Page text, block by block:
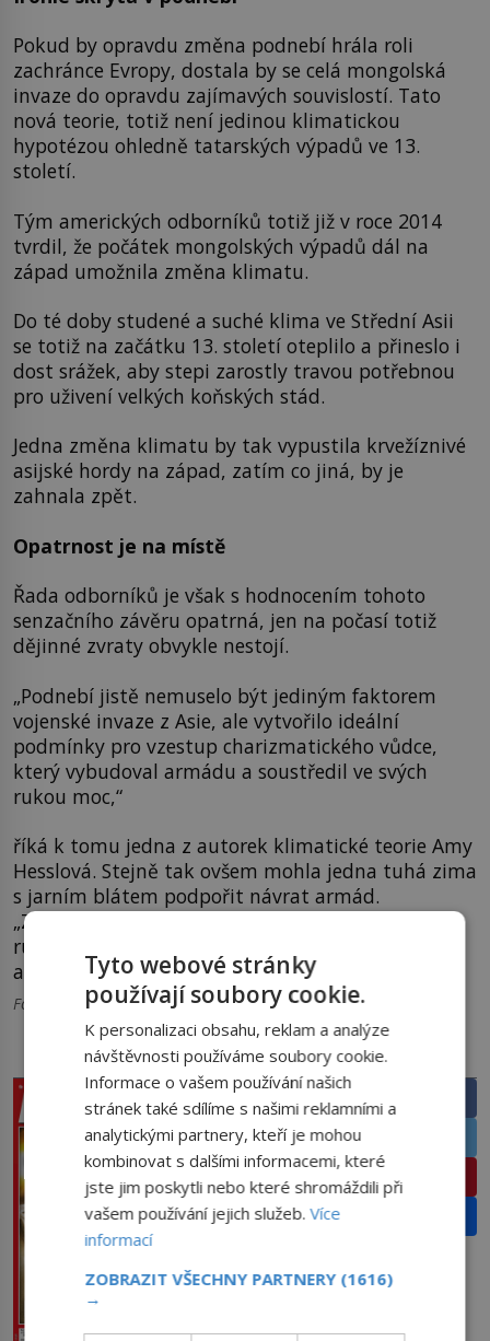
Pokud by opravdu změna podnebí hrála roli
zachránce Evropy, dostala by se celá mongolská
invaze do opravdu zajímavých souvislostí. Tato
nová teorie, totiž není jedinou klimatickou
hypotézou ohledně tatarských výpadů ve 13.
století.
Tým amerických odborníků totiž již v roce 2014
tvrdil, že počátek mongolských výpadů dál na
západ umožnila změna klimatu.
Do té doby studené a suché klima ve Střední Asii
se totiž na začátku 13. století oteplilo a přineslo i
dost srážek, aby stepi zarostly travou potřebnou
pro uživení velkých koňských stád.
Jedna změna klimatu by tak vypustila krvežíznivé
asijské hordy na západ, zatím co jiná, by je
zahnala zpět.
Opatrnost je na místě
Řada odborníků je však s hodnocením tohoto
senzačního závěru opatrná, jen na počasí totiž
dějinné zvraty obvykle nestojí.
„Podnebí jistě nemuselo být jediným faktorem
vojenské invaze z Asie, ale vytvořilo ideální
podmínky pro vzestup charizmatického vůdce,
který vybudoval armádu a soustředil ve svých
rukou moc,“
říká k tomu jedna z autorek klimatické teorie Amy
Hesslová. Stejně tak ovšem mohla jedna tuhá zima
s jarním blátem podpořit návrat armád.
„Zlehčovat roli počasí je, jako by někdo tvrdil, že
ruská zima neměla žádný vliv na Napoleonovu
armádu,“ dodává Di Cosmo.
Foto: Shutterstock.com, wikimedia.org
PRÁVĚ V PRODEJI SDÍLEJTE ČLÁNEK
Facebook
Twitter
Pinterest
Tyto webové stránky
používají soubory cookie.
K personalizaci obsahu, reklam a analýze
návštěvnosti používáme soubory cookie.
Informace o vašem používání našich
stránek také sdílíme s našimi reklamními a
analytickými partnery, kteří je mohou
kombinovat s dalšími informacemi, které
jste jim poskytli nebo které shromáždili při
vašem používání jejich služeb.Více
informací
ZOBRAZIT VŠECHNY PARTNERY (1616)
→